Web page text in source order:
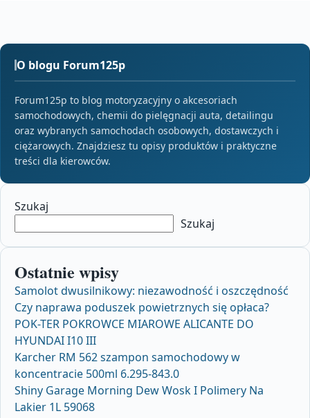
O blogu Forum125p
Forum125p to blog motoryzacyjny o akcesoriach
samochodowych, chemii do pielęgnacji auta, detailingu
oraz wybranych samochodach osobowych, dostawczych i
ciężarowych. Znajdziesz tu opisy produktów i praktyczne
treści dla kierowców.
Szukaj
Szukaj
Ostatnie wpisy
Samolot dwusilnikowy: niezawodność i oszczędność
Czy naprawa poduszek powietrznych się opłaca?
POK-TER POKROWCE MIAROWE ALICANTE DO
HYUNDAI I10 III
Karcher RM 562 szampon samochodowy w
koncentracie 500ml 6.295-843.0
Shiny Garage Morning Dew Wosk I Polimery Na
Lakier 1L 59068